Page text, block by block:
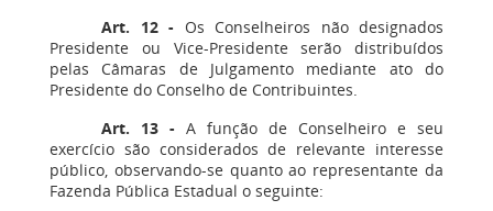
Art. 12- Os Conselheiros não designados
Presidente ou Vice-Presidente serão distribuídos
pelas Câmaras de Julgamento mediante ato do
Presidente do Conselho de Contribuintes.
Art. 13- A função de Conselheiro e seu
exercício são considerados de relevante interesse
público, observando-se quanto ao representante da
Fazenda Pública Estadual o seguinte: